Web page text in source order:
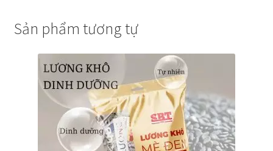
Sản phẩm tương tự